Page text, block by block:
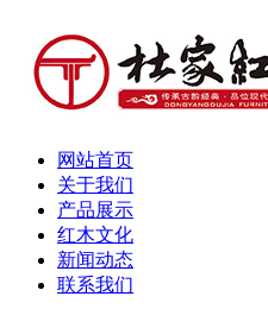
网站首页
关于我们
产品展示
红木文化
新闻动态
联系我们